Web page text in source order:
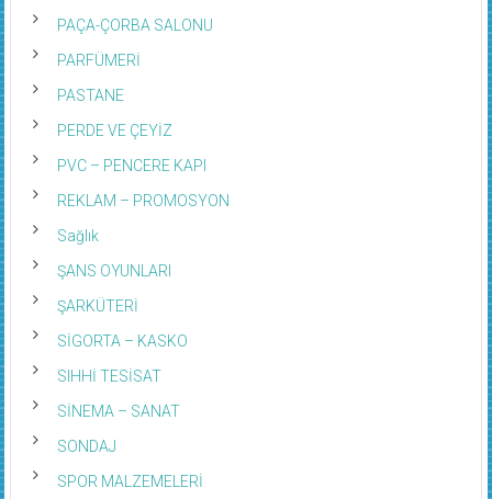
PAÇA-ÇORBA SALONU
PARFÜMERİ
PASTANE
PERDE VE ÇEYİZ
PVC – PENCERE KAPI
REKLAM – PROMOSYON
Sağlık
ŞANS OYUNLARI
ŞARKÜTERİ
SİGORTA – KASKO
SIHHİ TESİSAT
SİNEMA – SANAT
SONDAJ
SPOR MALZEMELERİ